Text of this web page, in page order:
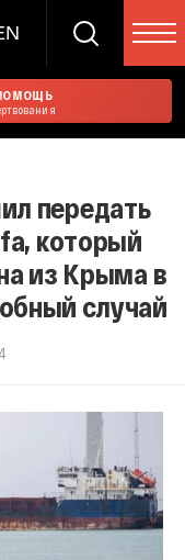
передать
который
из Крыма в
случай